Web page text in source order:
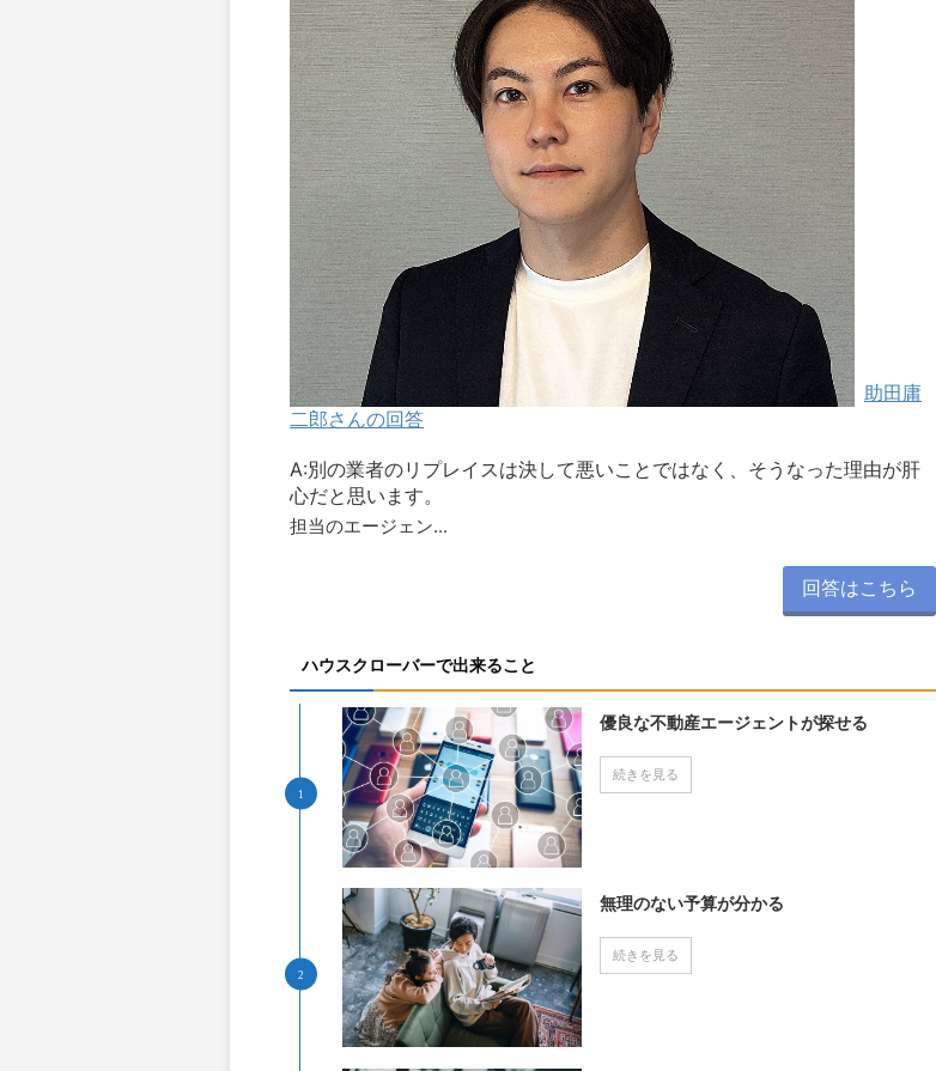
助田庸
二郎さんの回答
A:別の業者のリプレイスは決して悪いことではなく、そうなった理由が肝
心だと思います。
担当のエージェン...
回答はこちら
ハウスクローバーで出来ること
優良な不動産エージェントが探せる
続きを見る
無理のない予算が分かる
続きを見る